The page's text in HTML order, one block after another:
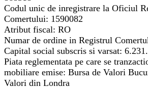
Codul unic de inregistrare la Oficiul
Comertului: 1590082
Atribut fiscal: RO
Numar de ordine in Registrul
Capital social subscris si varsat:
Piata reglementata pe care se
mobiliare emise: Bursa de Valori
Valori din Londra